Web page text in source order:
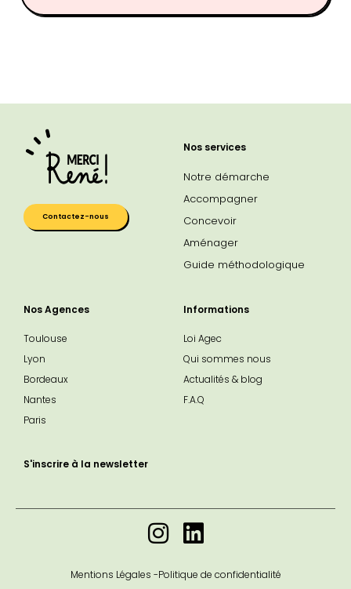
Contactez-nous
Nos services
Notre démarche
Accompagner
Concevoir
Aménager
Guide méthodologique
Nos Agences
Toulouse
Lyon
Bordeaux
Nantes
Paris
Informations
Loi Agec
Qui sommes nous
Actualités & blog
F.A.Q
S'inscrire à la newsletter
Mentions Légales -Politique de confidentialité